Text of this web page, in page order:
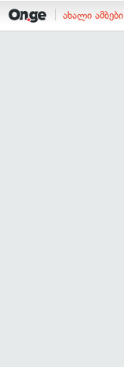
ახალი ამბები